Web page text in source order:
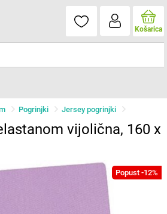
Košarica
Pogrinjki Jersey pogrinjki
vijolična, 160 x
Popust -12%